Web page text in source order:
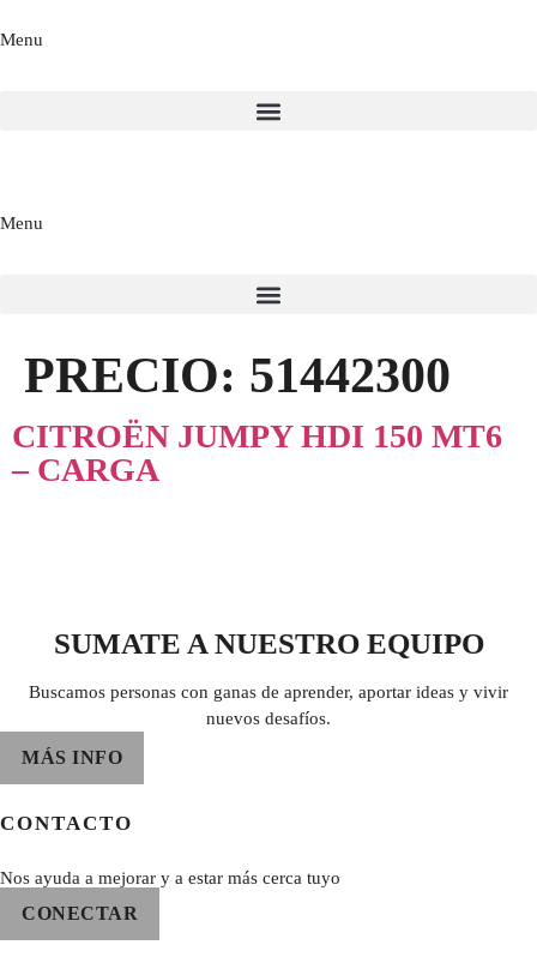
Menu
Menu
PRECIO: 51442300
CITROËN JUMPY HDI 150 MT6
– CARGA
SUMATE A NUESTRO EQUIPO
Buscamos personas con ganas de aprender, aportar ideas y vivir
nuevos desafíos.
MÁS INFO
CONTACTO
Nos ayuda a mejorar y a estar más cerca tuyo
CONECTAR